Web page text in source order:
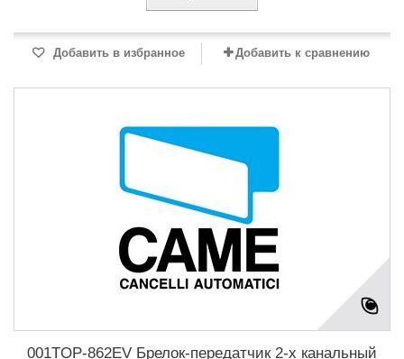
Добавить в избранное Добавить к сравнению
001TOP-862EV Брелок-передатчик 2-х канальный